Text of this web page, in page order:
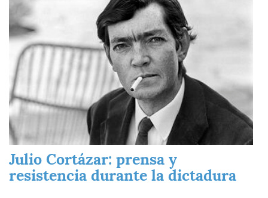
Julio Cortázar: prensa y
resistencia durante la dictadura